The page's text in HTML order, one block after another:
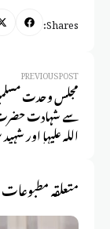
Shares:
PREVIOUS POST
مجلس وحدت
سے شہادت
اللہ علیہا اور
المسلمین سینیٹر
عباس جعفری
متعلقہ مطبوعات